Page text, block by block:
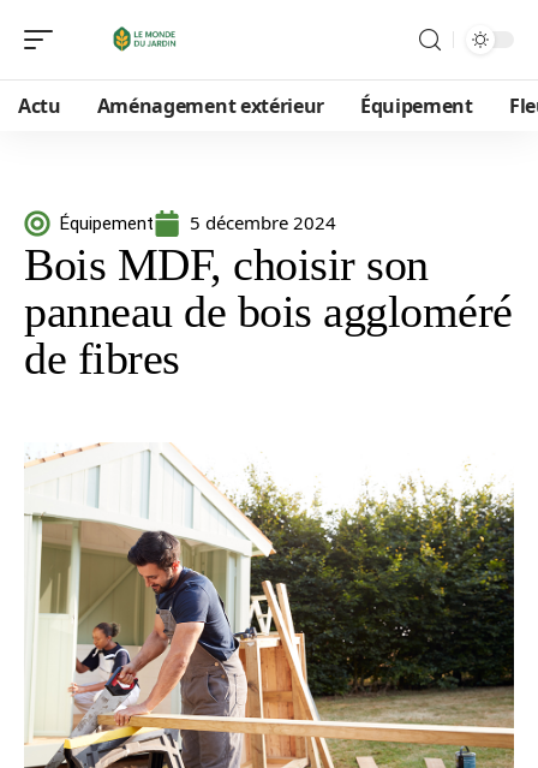
Actu Aménagement extérieur Équipement
Équipement 5 décembre 2024
Bois MDF, choisir son
panneau de bois aggloméré
de fibres